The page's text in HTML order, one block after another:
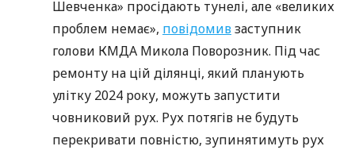
Шевченка» просідають тунелі, але «великих
проблем немає», повідомивзаступник
голови КМДА Микола Поворозник. Під час
ремонту на цій ділянці, який планують
улітку 2024 року, можуть запустити
човниковий рух. Рух потягів не будуть
перекривати повністю, зупинятимуть рух